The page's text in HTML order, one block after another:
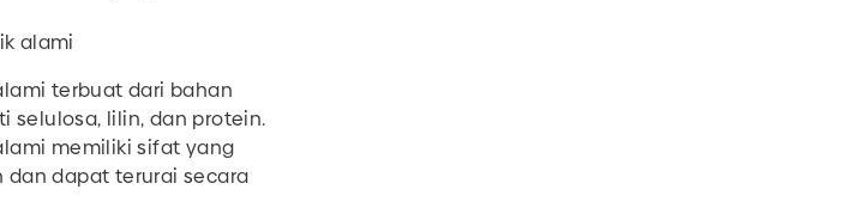
alami
terbuat dari bahan
selulosa, lilin, dan protein.
memiliki sifat yang
dan dapat terurai secara